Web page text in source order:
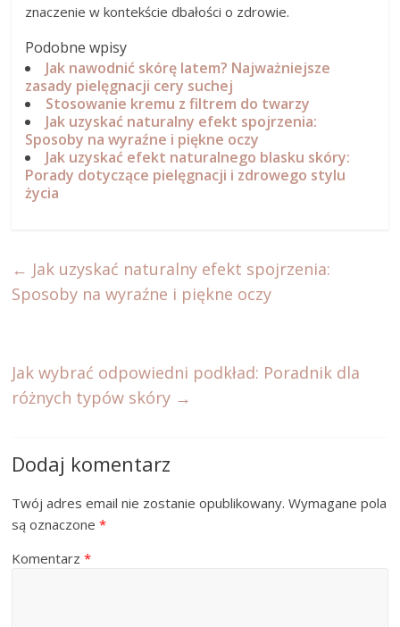
znaczenie w kontekście dbałości o zdrowie.
Podobne wpisy
Jak nawodnić skórę latem? Najważniejsze
zasady pielęgnacji cery suchej
Stosowanie kremu z filtrem do twarzy
Jak uzyskać naturalny efekt spojrzenia:
Sposoby na wyraźne i piękne oczy
Jak uzyskać efekt naturalnego blasku skóry:
Porady dotyczące pielęgnacji i zdrowego stylu
życia
← Jak uzyskać naturalny efekt spojrzenia:
Sposoby na wyraźne i piękne oczy
Jak wybrać odpowiedni podkład: Poradnik dla
różnych typów skóry →
Dodaj komentarz
Twój adres email nie zostanie opublikowany. Wymagane pola
są oznaczone*
Komentarz*